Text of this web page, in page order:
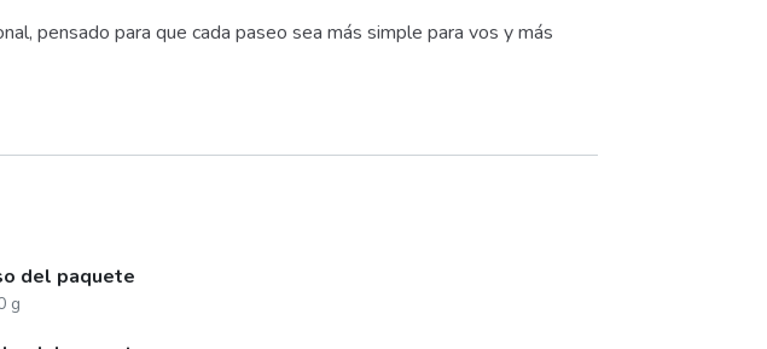
pensado para que cada paseo sea más simple para vos y más
del paquete
g